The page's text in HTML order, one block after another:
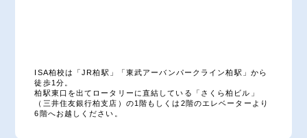
ISA柏校は「JR柏駅」「東武アーバンパークライン柏駅」から
徒歩1分。
柏駅東口を出てロータリーに直結している「さくら柏ビル」
（三井住友銀行柏支店）の1階もしくは2階のエレベーターより
6階へお越しください。